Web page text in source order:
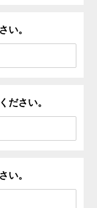
い。
ださい。
い。